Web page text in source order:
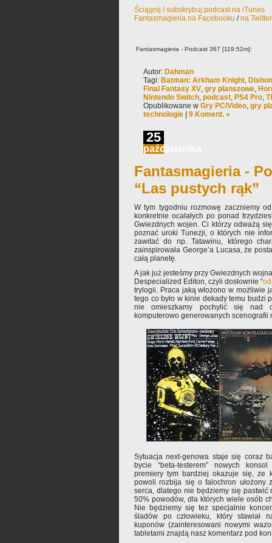
Ściągnij / subskrybuj podcast na iTunes
Fantasmagieria na Facebooku /na
Fantasmagieria - Podcast 367 [119:52m]:
Autor: Dahman
Tagi: Batman: Arkham Knight,
Final Fantasy XV, gry planszowe,
Nintendo Switch, podcast, PS4 Pro,
Opublikowane w Gry PC/Video, gry
technologie
9 Koment. »
25
października
Fantasmagieria -
“Las pustych rąk”
W tym tygodniu rozmowę zaczniemy
konkretnie ocalałych po ponad
Gwiezdnych wojen. Ci którzy odważą
poznać uroki Tunezji, o których nie
zawitać do np. Tatawinu, którego
zainspirowała George’a Lucasa, że
całą planetę.
A jak już jesteśmy przy Gwiezdnych
Despecialized Editon, czyli dosłownie “
trylogii. Praca jaką włożono w możliwie
tego co było w kinie dekady temu budzi
nie omieszkamy pochylić się nad
komputerowo generowanych scenografii
Sytuacja next-genowa staje się coraz
bycie “beta-testerem” nowych
premiery tym bardziej okazuje się, ze
powoli rozbija się o falochron ułożony
serca, dlatego nie będziemy się
50% powodów, dla których wiele osób
Nie będziemy się tez specjalnie
śladów po człowieku, który stawiał
kuponów (zainteresowani nowymi
tabletami znajdą nasz komentarz pod